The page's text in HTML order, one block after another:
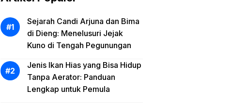
Sejarah Candi Arjuna dan Bima
di Dieng: Menelusuri Jejak
Kuno di Tengah Pegunungan
Jenis Ikan Hias yang Bisa Hidup
Tanpa Aerator: Panduan
Lengkap untuk Pemula